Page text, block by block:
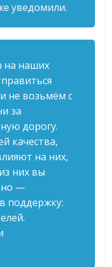
уведомили.
на наших
не возьмём с
за
дорогу.
качества,
на них,
них вы
—
поддержку: